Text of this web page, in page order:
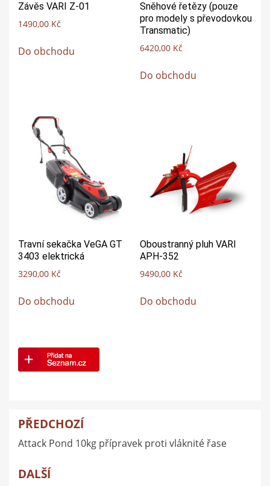
Závěs VARI Z-01
1490,00 Kč
Do obchodu
Sněhové řetězy (pouze
pro modely s převodovkou
Transmatic)
6420,00 Kč
Do obchodu
Travní sekačka VeGA GT
3403 elektrická
3290,00 Kč
Do obchodu
Oboustranný pluh VARI
APH-352
9490,00 Kč
Do obchodu
Navigace
pro
příspěvek
PŘEDCHOZÍ
Attack Pond 10kg přípravek proti vláknité řase
DALŠÍ